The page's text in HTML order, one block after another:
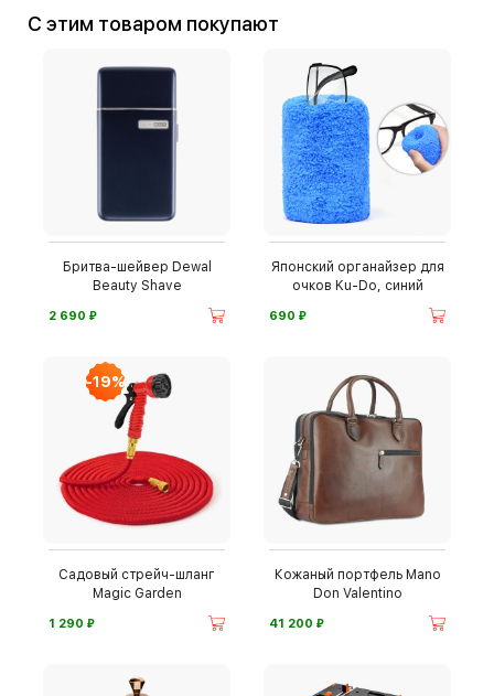
С этим товаром покупают
Бритва-шейвер Dewal
Beauty Shave
2 690 ⃏
Японский органайзер для
очков Ku-Do, синий
690 ⃏
-19%
Садовый стрейч-шланг
Magic Garden
1 290 ⃏
Кожаный портфель Mano
Don Valentino
41 200 ⃏